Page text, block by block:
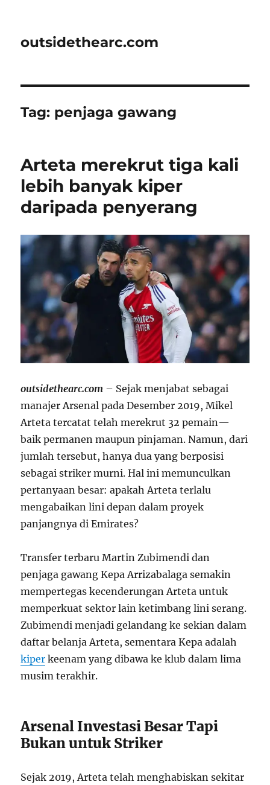
outsidethearc.com
Tag: penjaga gawang
Arteta merekrut tiga kali
lebih banyak kiper
daripada penyerang
outsidethearc.com – Sejak menjabat sebagai
manajer Arsenal pada Desember 2019, Mikel
Arteta tercatat telah merekrut 32 pemain—
baik permanen maupun pinjaman. Namun, dari
jumlah tersebut, hanya dua yang berposisi
sebagai striker murni. Hal ini memunculkan
pertanyaan besar: apakah Arteta terlalu
mengabaikan lini depan dalam proyek
panjangnya di Emirates?
Transfer terbaru Martin Zubimendi dan
penjaga gawang Kepa Arrizabalaga semakin
mempertegas kecenderungan Arteta untuk
memperkuat sektor lain ketimbang lini serang.
Zubimendi menjadi gelandang ke sekian dalam
daftar belanja Arteta, sementara Kepa adalah
kiper keenam yang dibawa ke klub dalam lima
musim terakhir.
Arsenal Investasi Besar Tapi
Bukan untuk Striker
Sejak 2019, Arteta telah menghabiskan sekitar